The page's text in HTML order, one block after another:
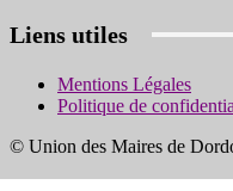
Liens utiles
Mentions Légales
Politique de
© Union des Maires de